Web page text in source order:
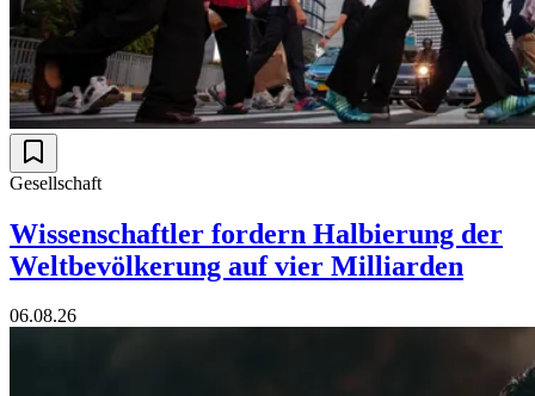
Gesellschaft
Wissenschaftler fordern Halbierung der
Weltbevölkerung auf vier Milliarden
06.08.26